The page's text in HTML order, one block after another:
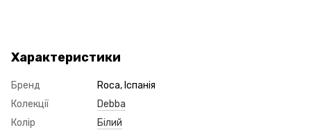
Характеристики
Бренд
Roca, Іспанія
Колекції
Debba
Колір
Білий